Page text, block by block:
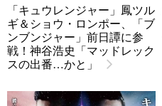
「キュウレンジャー」鳳ツル
ギ＆ショウ・ロンポー、「ブ
ンブンジャー」前日譚に参
戦！神谷浩史「マッドレック
スの出番…かと」